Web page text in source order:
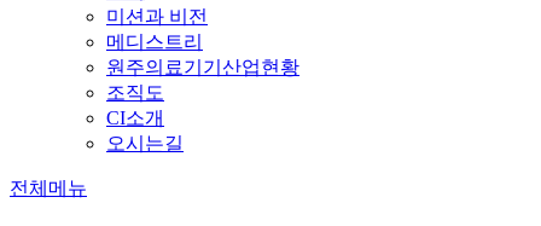
미션과 비전
메디스트리
원주의료기기산업현황
조직도
CI소개
오시는길
전체메뉴